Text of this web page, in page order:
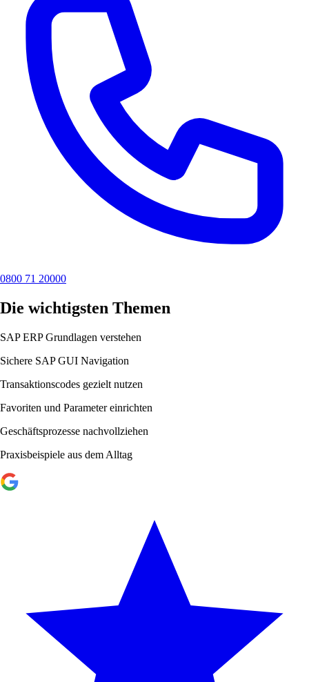
0800 71 20000
Die wichtigsten Themen
SAP ERP Grundlagen verstehen
Sichere SAP GUI Navigation
Transaktionscodes gezielt nutzen
Favoriten und Parameter einrichten
Geschäftsprozesse nachvollziehen
Praxisbeispiele aus dem Alltag